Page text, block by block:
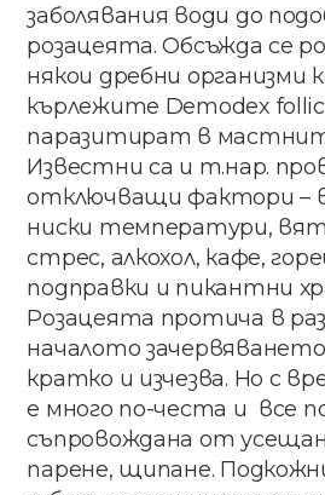
заболявания води до
розацеята. Обсъжда се
някои дребни организми
кърлежите Demodex
паразитират в
Известни са и т.нар.
отключващи фактори –
ниски температури,
стрес, алкохол, кафе,
подправки и пикантни
Розацеята протича в
началото зачервяването
кратко и изчезва. Но с
е много по-честа и все
съпровождана от
парене, щипане.